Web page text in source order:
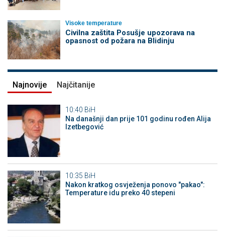
Visoke temperature
Civilna zaštita Posušje upozorava na
opasnost od požara na Blidinju
Najnovije Najčitanije
10:40 BiH
Na današnji dan prije 101 godinu rođen Alija
Izetbegović
10:35 BiH
Nakon kratkog osvježenja ponovo "pakao":
Temperature idu preko 40 stepeni